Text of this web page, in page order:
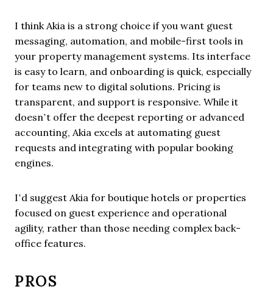
I think Akia is a strong choice if you want guest
messaging, automation, and mobile-first tools in
your property management systems. Its interface
is easy to learn, and onboarding is quick, especially
for teams new to digital solutions. Pricing is
transparent, and support is responsive. While it
doesn’t offer the deepest reporting or advanced
accounting, Akia excels at automating guest
requests and integrating with popular booking
engines.
I’d suggest Akia for boutique hotels or properties
focused on guest experience and operational
agility, rather than those needing complex back-
office features.
PROS